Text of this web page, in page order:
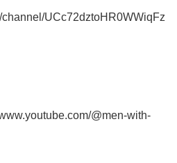
UCc72dztoHR0WWiqFz
@men-with-